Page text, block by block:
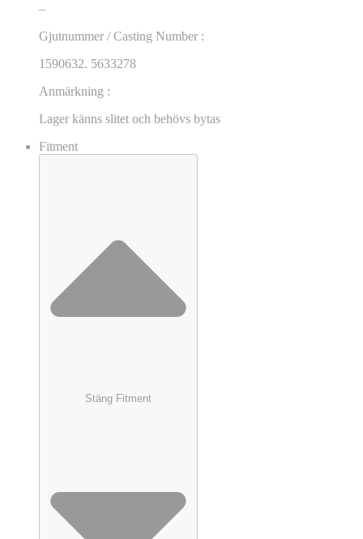
–
Gjutnummer / Casting Number :
1590632. 5633278
Anmärkning :
Lager känns slitet och behövs bytas
Fitment
Stäng Fitment